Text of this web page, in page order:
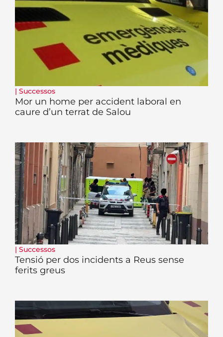
| Successos
Mor un home per accident laboral en
caure d’un terrat de Salou
| Successos
Tensió per dos incidents a Reus sense
ferits greus